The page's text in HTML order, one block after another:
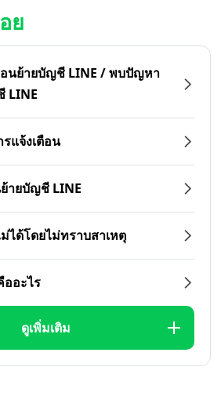
ย
นย้ายบัญชี LINE / พบปัญหา
LINE
แจ้งเตือน
ายบัญชี LINE
ได้โดยไม่ทราบสาเหตุ
อะไร
ดูเพิ่มเติม